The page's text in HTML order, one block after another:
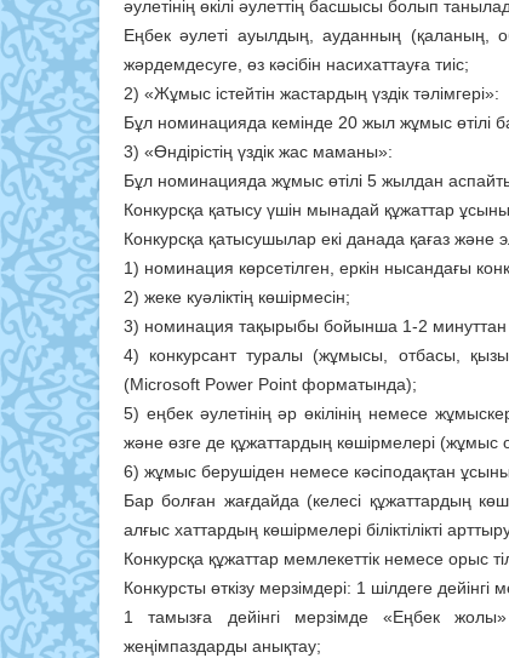
әулетінің өкілі әулеттің басшысы болып
Еңбек әулеті ауылдың, ауданның (қа­ланың,
жәрдемдесуге, өз кәсібін на­сихаттауға тиіс;
2) «Жұмыс істейтін жастардың үздік тәлімгері»:
Бұл номинацияда кемінде 20 жыл жұмыс өтілі
3) «Өндірістің үздік жас маманы»:
Бұл номинацияда жұмыс өтілі 5 жыл­дан
Конкурсқа қатысу үшін мынадай құжаттар
Конкурсқа қатысушылар екі данада қағаз және
1) номинация көрсетілген, еркін ны­сандағы
2) жеке куәліктің көшірмесін;
3) номинация тақырыбы бойынша 1-2 минуттан
4) конкурсант туралы (жұмысы, от­басы,
(Microsoft Power Point фор­матында);
5) еңбек әулетінің әр өкілінің немесе
және өзге де құжаттардың көшірмелері
6) жұмыс берушіден немесе кәсіп­одақтан
Бар болған жағдайда (келесі құжат­тардың
алғыс хаттардың көшір­мелері біліктілікті
Конкурсқа құжаттар мемлекеттік немесе орыс
Конкурсты өткізу мерзімдері: 1 шіл­деге
1 тамызға дейінгі мерзімде «Еңбек
жеңімпаздарды анықтау;